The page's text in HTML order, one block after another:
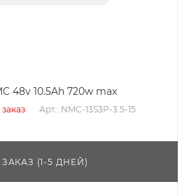
48v 10.5Ah 720w max
Арт.: NMC-13S3P-3.5-15
(1-5 ДНЕЙ)